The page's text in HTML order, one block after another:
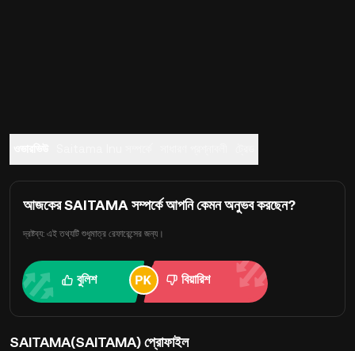
আজকের SAITAMA সম্পর্কে আপনি কেমন অনুভব করছেন?
দ্রষ্টব্য: এই তথ্যটি শুধুমাত্র রেফারেন্সের জন্য।
বুলিশ বিয়ারিশ
SAITAMA(SAITAMA) প্রোফাইল